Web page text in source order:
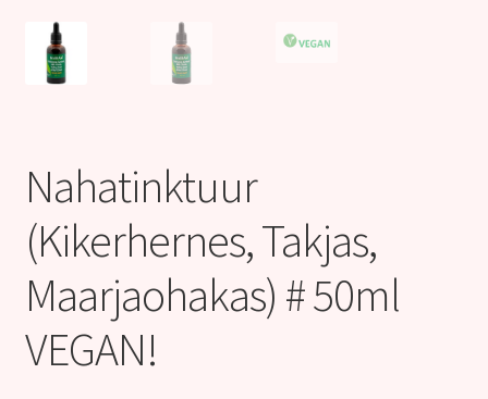
Huvitavat lugemist
Kontakt
Nahatinktuur
(Kikerhernes, Takjas,
Maarjaohakas) # 50ml
VEGAN!